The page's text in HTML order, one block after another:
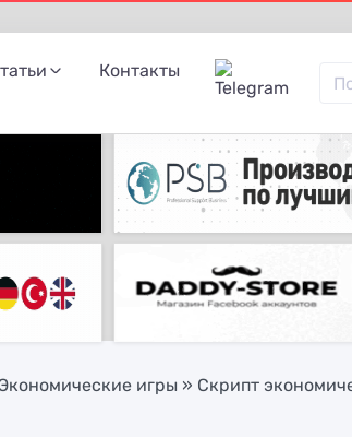
Контакты
Экономические игры » Скрипт